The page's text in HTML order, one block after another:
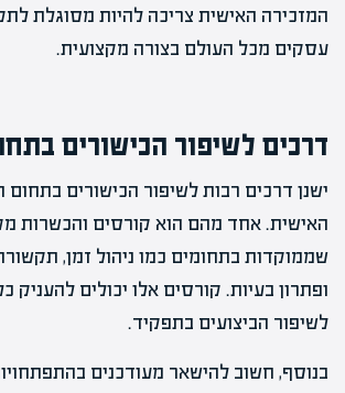
המזכירה האישית צריכה להיות מסוגלת
עסקים מכל העולם בצורה מקצועית.
דרכים לשיפור הכישורים
ישנן דרכים רבות לשיפור הכישורים בתחום
האישית. אחד מהם הוא קורסים והכשרות
שממוקדות בתחומים כמו ניהול זמן,
ופתרון בעיות. קורסים אלו יכולים להעניק
לשיפור הביצועים בתפקיד.
בנוסף, חשוב להישאר מעודכנים